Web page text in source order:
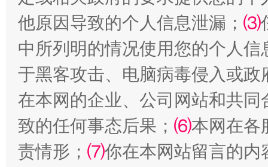
全民健身五年计划来了！等你上场
他原因导致的个人信息泄漏； ⑶
中所列明的情况使用您的个人
于黑客攻击、电脑病毒侵入或
在本网的企业、公司网站和共
致的任何事态后果； ⑹本网在各
责情形； ⑺你在本网站留言的内